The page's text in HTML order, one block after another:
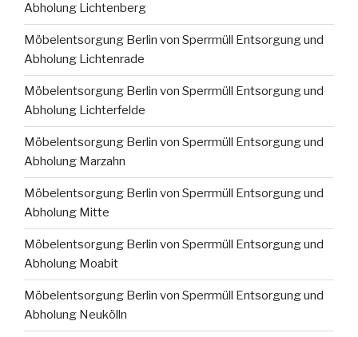
Abholung Lichtenberg
Möbelentsorgung Berlin von Sperrmüll Entsorgung und
Abholung Lichtenrade
Möbelentsorgung Berlin von Sperrmüll Entsorgung und
Abholung Lichterfelde
Möbelentsorgung Berlin von Sperrmüll Entsorgung und
Abholung Marzahn
Möbelentsorgung Berlin von Sperrmüll Entsorgung und
Abholung Mitte
Möbelentsorgung Berlin von Sperrmüll Entsorgung und
Abholung Moabit
Möbelentsorgung Berlin von Sperrmüll Entsorgung und
Abholung Neukölln